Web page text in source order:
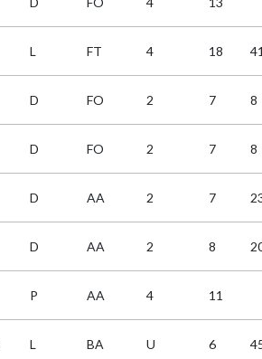
L FT 4 18
D FO 2 7 8
D FO 2 7 8
D AA 2 7
D AA 2 8
P AA 4 11
L BA U 6